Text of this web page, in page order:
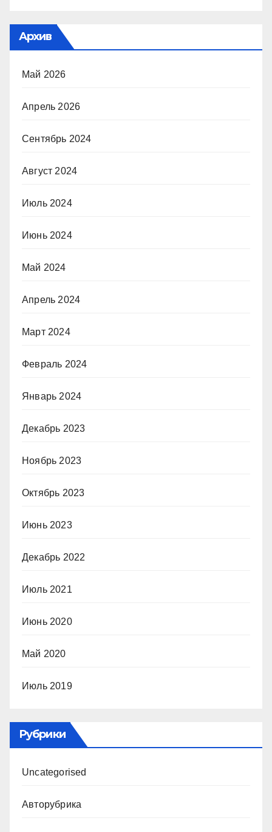
Архив
Май 2026
Апрель 2026
Сентябрь 2024
Август 2024
Июль 2024
Июнь 2024
Май 2024
Апрель 2024
Март 2024
Февраль 2024
Январь 2024
Декабрь 2023
Ноябрь 2023
Октябрь 2023
Июнь 2023
Декабрь 2022
Июль 2021
Июнь 2020
Май 2020
Июль 2019
Рубрики
Uncategorised
Авторубрика